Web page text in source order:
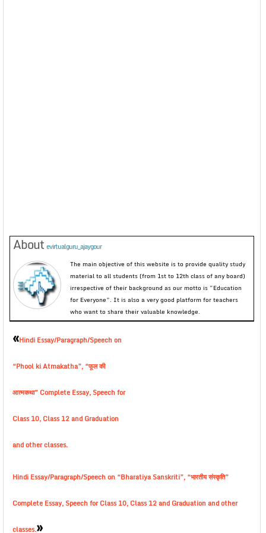
About evirtualguru_ajaygour
The main objective of this website is to provide quality study
material to all students (from 1st to 12th class of any board)
irrespective of their background as our motto is “Education
for Everyone”. It is also a very good platform for teachers
who want to share their valuable knowledge.
«Hindi Essay/Paragraph/Speech on
“Phool ki Atmakatha”, “फूल की
आत्मकथा” Complete Essay, Speech for
Class 10, Class 12 and Graduation
and other classes.
Hindi Essay/Paragraph/Speech on “Bharatiya Sanskriti”, “भारतीय संस्कृति”
Complete Essay, Speech for Class 10, Class 12 and Graduation and other
classes.»